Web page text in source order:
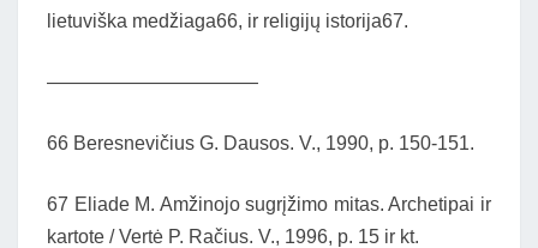
lietuviška medžiaga66, ir religijų istorija67.
———————————
66 Beresnevičius G. Dausos. V., 1990, p. 150-151.
67 Eliade M. Amžinojo sugrįžimo mitas. Archetipai ir
kartote / Vertė P. Račius. V., 1996, p. 15 ir kt.